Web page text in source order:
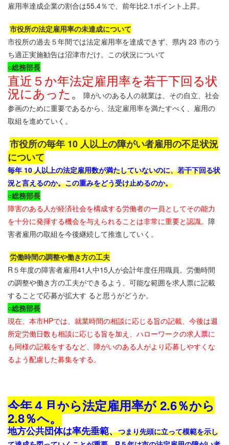
雇用率達成企業の割合は55.4％で、前年比2.1ポイント上昇。
市役所の法定雇用率の未達成について
市役所の過去５年間では法定雇用率を達成できず、県内 23 市のう
ち適正実施勧告は沼津市だけ。この状況について
○総務部長
直近５か年法定雇用率を若干下回る状
況にあった。障がいのある人の就業は、その自立、社会
参画のために重要であるから、法定雇用率を満たすべく、雇用の
取組を進めていく。
市役所の毎年 10 人以上の障がい者雇用の不足状況
について
毎年10人以上の法定雇用数が満たしていないのに、若干下回る状
況と言えるのか。この重みをどう受け止めるのか。
○総務部長
障害のある人が経済社会を構成する労働者の一員としてその能力
を十分に発揮する機会を与えられることは非常に重要と認識。 障
害者雇用の取組を今後継続して推進していく。
労働時間の調整や働き方の工夫
R５年度の障害者雇用41 人中15人が会計年度任用職員。労働時間
の調整や働き方の工夫ができるよう、可能な範囲を求人票に記載
することで応募が拡大す ると思うがどうか。
○総務部長
現在、本市HPでは、就業時間の相談に応じる旨の記載、今後は週
所定労働日数も相談に応じる旨を加え、ハローワークの求人票に
も同様の記載をするなど、障がいのある人がより応募しやすくな
るよう配慮した募集をする。
今年４月から法定雇用率が2.6％から
2.8％へ。
地方公共団体は率先垂範、つまり先頭に立って模範を示し